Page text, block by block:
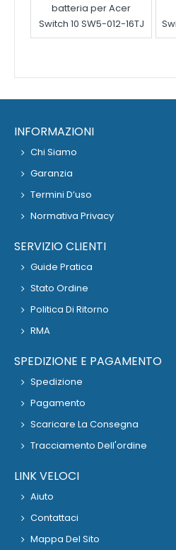
batteria per Acer
Switch 10 SW5-012-16TJ
INFORMAZIONI
Chi Siamo
Garanzia
Termini D’uso
Normativa Privacy
SERVIZIO CLIENTI
Guide Pratica
Stato Ordine
Politica Di Ritorno
RMA
SPEDIZIONE E PAGAMENTO
Spedizione
Pagamento
Scaricare La Consegna
Tracciamento Dell'ordine
LINK VELOCI
Aiuto
Contattaci
Mappa Del Sito